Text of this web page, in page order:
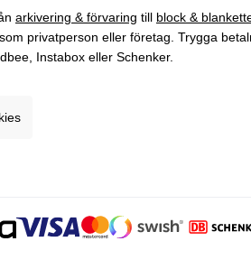
arkivering & förvaring till block &
privatperson eller företag. Trygga
Instabox eller Schenker.